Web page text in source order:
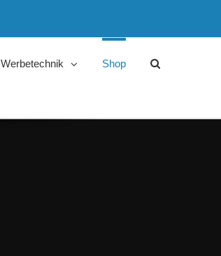
Werbetechnik Shop